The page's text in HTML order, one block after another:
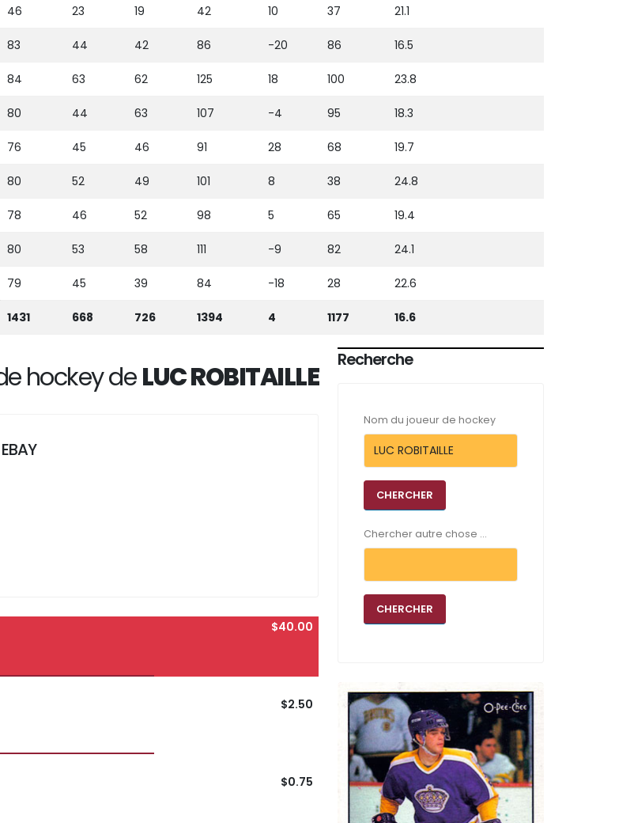
46 23 19 42 10 37 21.1
83 44 42 86 -20 86 16.5
84 63 62 125 18 100 23.8
80 44 63 107 -4 95 18.3
76 45 46 91 28 68 19.7
80 52 49 101 8 38 24.8
78 46 52 98 5 65 19.4
80 53 58 111 -9 82 24.1
79 45 39 84 -18 28 22.6
1431 668 726 1394 4 1177 16.6
hockey deLUC ROBITAILLE
$40.00
$2.50
$0.75
Recherche
Nom du joueur de hockey
Chercher autre chose ...